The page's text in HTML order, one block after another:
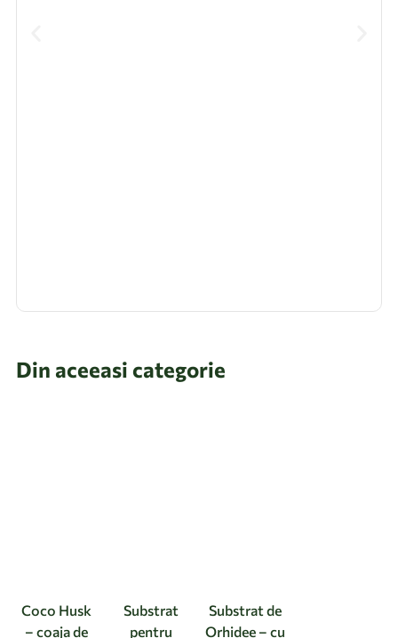
Din aceeasi categorie
Coco Husk
– coaja de
Substrat
pentru
Substrat de
Orhidee – cu